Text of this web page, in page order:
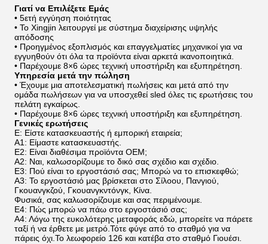
Γιατί να Επιλέξετε Εμάς
• 5ετή εγγύηση ποιότητας
• Το Xingjin λειτουργεί με σύστημα διαχείρισης υψηλής
απόδοσης
• Προηγμένος εξοπλισμός και επαγγελματίες μηχανικοί για να
εγγυηθούν ότι όλα τα προϊόντα είναι αρκετά ικανοποιητικά.
• Παρέχουμε 8×6 ώρες τεχνική υποστήριξη και εξυπηρέτηση.
Υπηρεσία μετά την πώληση
• Έχουμε μια αποτελεσματική πωλήσεις και μετά από την
ομάδα πωλήσεων για να υποσχεθεί sled όλες τις ερωτήσεις του
πελάτη εγκαίρως.
• Παρέχουμε 8×6 ώρες τεχνική υποστήριξη και εξυπηρέτηση.
Γενικές ερωτήσεις
Ε: Είστε κατασκευαστής ή εμπορική εταιρεία;
Α1: Είμαστε κατασκευαστής.
Ε2: Είναι διαθέσιμα προϊόντα OEM;
Α2: Ναι, καλωσορίζουμε το δικό σας σχέδιο και σχέδιο.
Ε3: Πού είναι το εργοστάσιό σας; Μπορώ να το επισκεφθώ;
Α3: Το εργοστάσιό μας βρίσκεται στο Σίλοου, Πανγιού,
Γκουανγκζού, Γκουανγκντόνγκ, Κίνα.
Φυσικά, σας καλωσορίζουμε και σας περιμένουμε.
Ε4: Πώς μπορώ να πάω στο εργοστάσιό σας;
Α4: Λόγω της ευκολότερης μεταφοράς εδώ, μπορείτε να πάρετε
ταξί ή να έρθετε με μετρό.Τότε φύγε από το σταθμό για να
πάρεις όχι.Το λεωφορείο 126 και κατέβα στο σταθμό Γιουέσι.